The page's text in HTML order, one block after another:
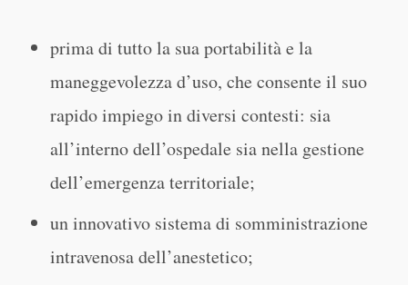
prima di tutto la sua portabilità e la
maneggevolezza d’uso, che consente il suo
rapido impiego in diversi contesti: sia
all’interno dell’ospedale sia nella gestione
dell’emergenza territoriale;
un innovativo sistema di somministrazione
intravenosa dell’anestetico;